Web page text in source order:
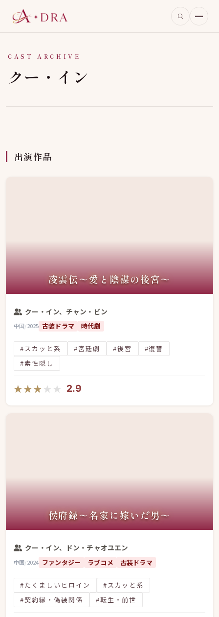
CAST ARCHIVE
クー・イン
出演作品
凌雲伝〜愛と陰謀の後宮〜
クー・イン、チャン・ビン
中国/2025 古装ドラマ 時代劇
#スカッと系 #宮廷劇 #後宮
#復讐
#素性隠し
★★★★★
★★★★★ 2.9
侯府録〜名家に嫁いだ男〜
クー・イン、ドン・チャオユエン
中国/2024 ファンタジー ラブコメ 古装ドラマ
#たくましいヒロイン
#スカッと系
#契約縁・偽装関係
#転生・前世